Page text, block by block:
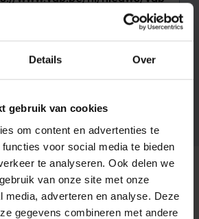
Details Over
gebruik van cookies
om content en advertenties te
voor social media te bieden
te analyseren. Ook delen we
van onze site met onze
media, adverteren en analyse. Deze
gegevens combineren met andere
URL van de pagina waar je de fout zag.